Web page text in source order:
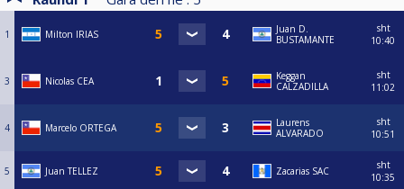
1 Milton IRIAS
Juan D.
BUSTAMANTE
sht
10:40
3 Nicolas CEA
Keggan
CALZADILLA
sht
11:02
4 Marcelo ORTEGA
Laurens
ALVARADO
sht
10:51
5 Juan TELLEZ Zacarias SAC
sht
10:35